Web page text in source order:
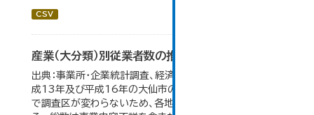
CSV
産業（大分類）別従業者数の推移
出典：事業所・企業統計調査、経済センサス。 平成11年、平
成13年及び平成16年の大仙市の数値は、合併前、合併後
で調査区が変わらないため、各地域の数値を合算してい